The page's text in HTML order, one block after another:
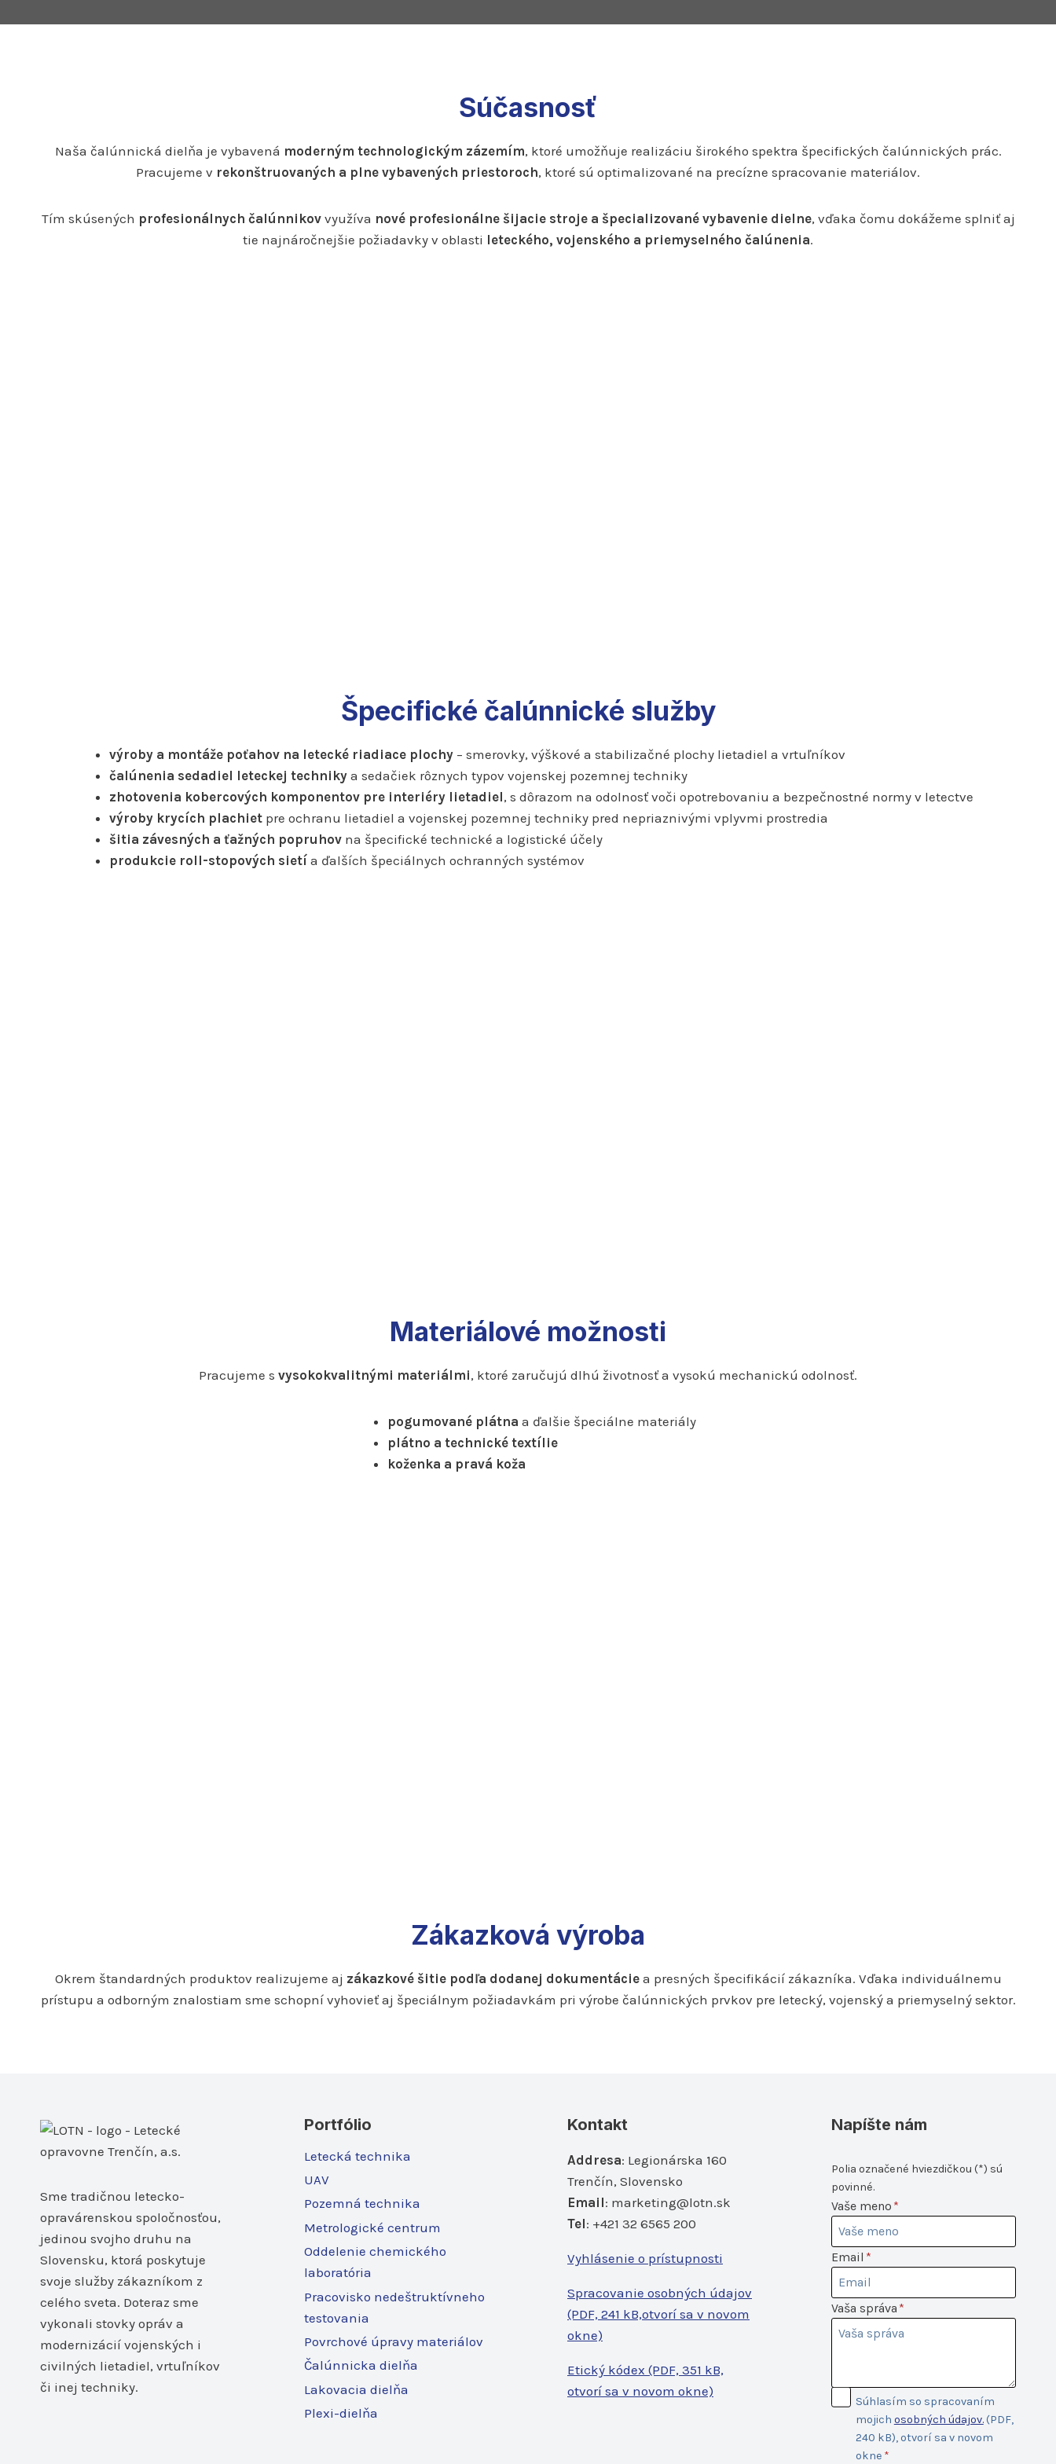
Súčasnosť
Naša čalúnnická dielňa je vybavená moderným technologickým zázemím, ktoré umožňuje realizáciu širokého spektra špecifických čalúnnických prác.
Pracujeme v rekonštruovaných a plne vybavených priestoroch, ktoré sú optimalizované na precízne spracovanie materiálov.
Tím skúsených profesionálnych čalúnnikovvyužíva nové profesionálne šijacie stroje a špecializované vybavenie dielne, vďaka čomu dokážeme splniť aj
tie najnáročnejšie požiadavky v oblasti leteckého, vojenského a priemyselného čalúnenia.
Špecifické čalúnnické služby
výroby a montáže poťahov na letecké riadiace plochy – smerovky, výškové a stabilizačné plochy lietadiel a vrtuľníkov
čalúnenia sedadiel leteckej techniky a sedačiek rôznych typov vojenskej pozemnej techniky
zhotovenia kobercových komponentov pre interiéry lietadiel, s dôrazom na odolnosť voči opotrebovaniu a bezpečnostné normy v letectve
výroby krycích plachiet pre ochranu lietadiel a vojenskej pozemnej techniky pred nepriaznivými vplyvmi prostredia
šitia závesných a ťažných popruhov na špecifické technické a logistické účely
produkcie roll-stopových sietí a ďalších špeciálnych ochranných systémov
Materiálové možnosti
Pracujeme s vysokokvalitnými materiálmi, ktoré zaručujú dlhú životnosť a vysokú mechanickú odolnosť.
pogumované plátna a ďalšie špeciálne materiály
plátno a technické textílie
koženka a pravá koža
Zákazková výroba
Okrem štandardných produktov realizujeme aj zákazkové šitie podľa dodanej dokumentáciea presných špecifikácií zákazníka. Vďaka individuálnemu
prístupu a odborným znalostiam sme schopní vyhovieť aj špeciálnym požiadavkám pri výrobe čalúnnických prvkov pre letecký, vojenský a priemyselný sektor.
Sme tradičnou letecko-
opravárenskou spoločnosťou,
jedinou svojho druhu na
Slovensku, ktorá poskytuje
svoje služby zákazníkom z
celého sveta. Doteraz sme
vykonali stovky opráv a
modernizácií vojenských i
civilných lietadiel, vrtuľníkov
či inej techniky.
Portfólio
Letecká technika
UAV
Pozemná technika
Metrologické centrum
Oddelenie chemického
laboratória
Pracovisko nedeštruktívneho
testovania
Povrchové úpravy materiálov
Čalúnnicka dielňa
Lakovacia dielňa
Plexi-dielňa
Kontakt
Addresa: Legionárska 160
Trenčín, Slovensko
Email: marketing@lotn.sk
Tel: +421 32 6565 200
Vyhlásenie o prístupnosti
Spracovanie osobných údajov
(PDF, 241 kB,otvorí sa v novom
okne)
Etický kódex (PDF, 351 kB,
otvorí sa v novom okne)
Napíšte nám
Polia označené hviezdičkou (*) sú
povinné.
Vaše meno *
Vaše
meno
Email *
Email
Vaša správa *
Vaša
správa
Súhlas so
spracovaním
údajov
Súhlasím so spracovaním
mojich osobných údajov.(PDF,
240 kB), otvorí sa v novom
okne *